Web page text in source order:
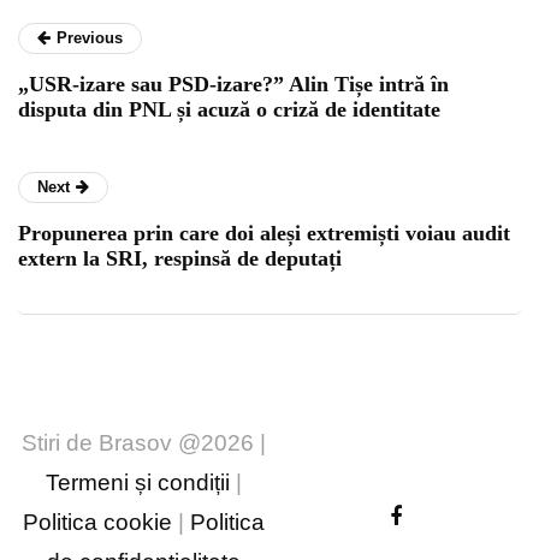
Previous
„USR-izare sau PSD-izare?” Alin Tișe intră în
disputa din PNL și acuză o criză de identitate
Next
Propunerea prin care doi aleși extremiști voiau audit
extern la SRI, respinsă de deputați
Stiri de Brasov @2026 |
Termeni și condiții
Politica cookie
Politica